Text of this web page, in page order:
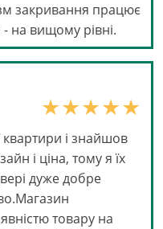
закривання працює
- на вищому рівні.
квартири і знайшов
і ціна, тому я їх
дуже добре
товару на